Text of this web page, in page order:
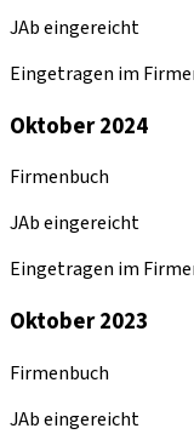
JAb eingereicht
Eingetragen im
Oktober 2024
Firmenbuch
JAb eingereicht
Eingetragen im
Oktober 2023
Firmenbuch
JAb eingereicht